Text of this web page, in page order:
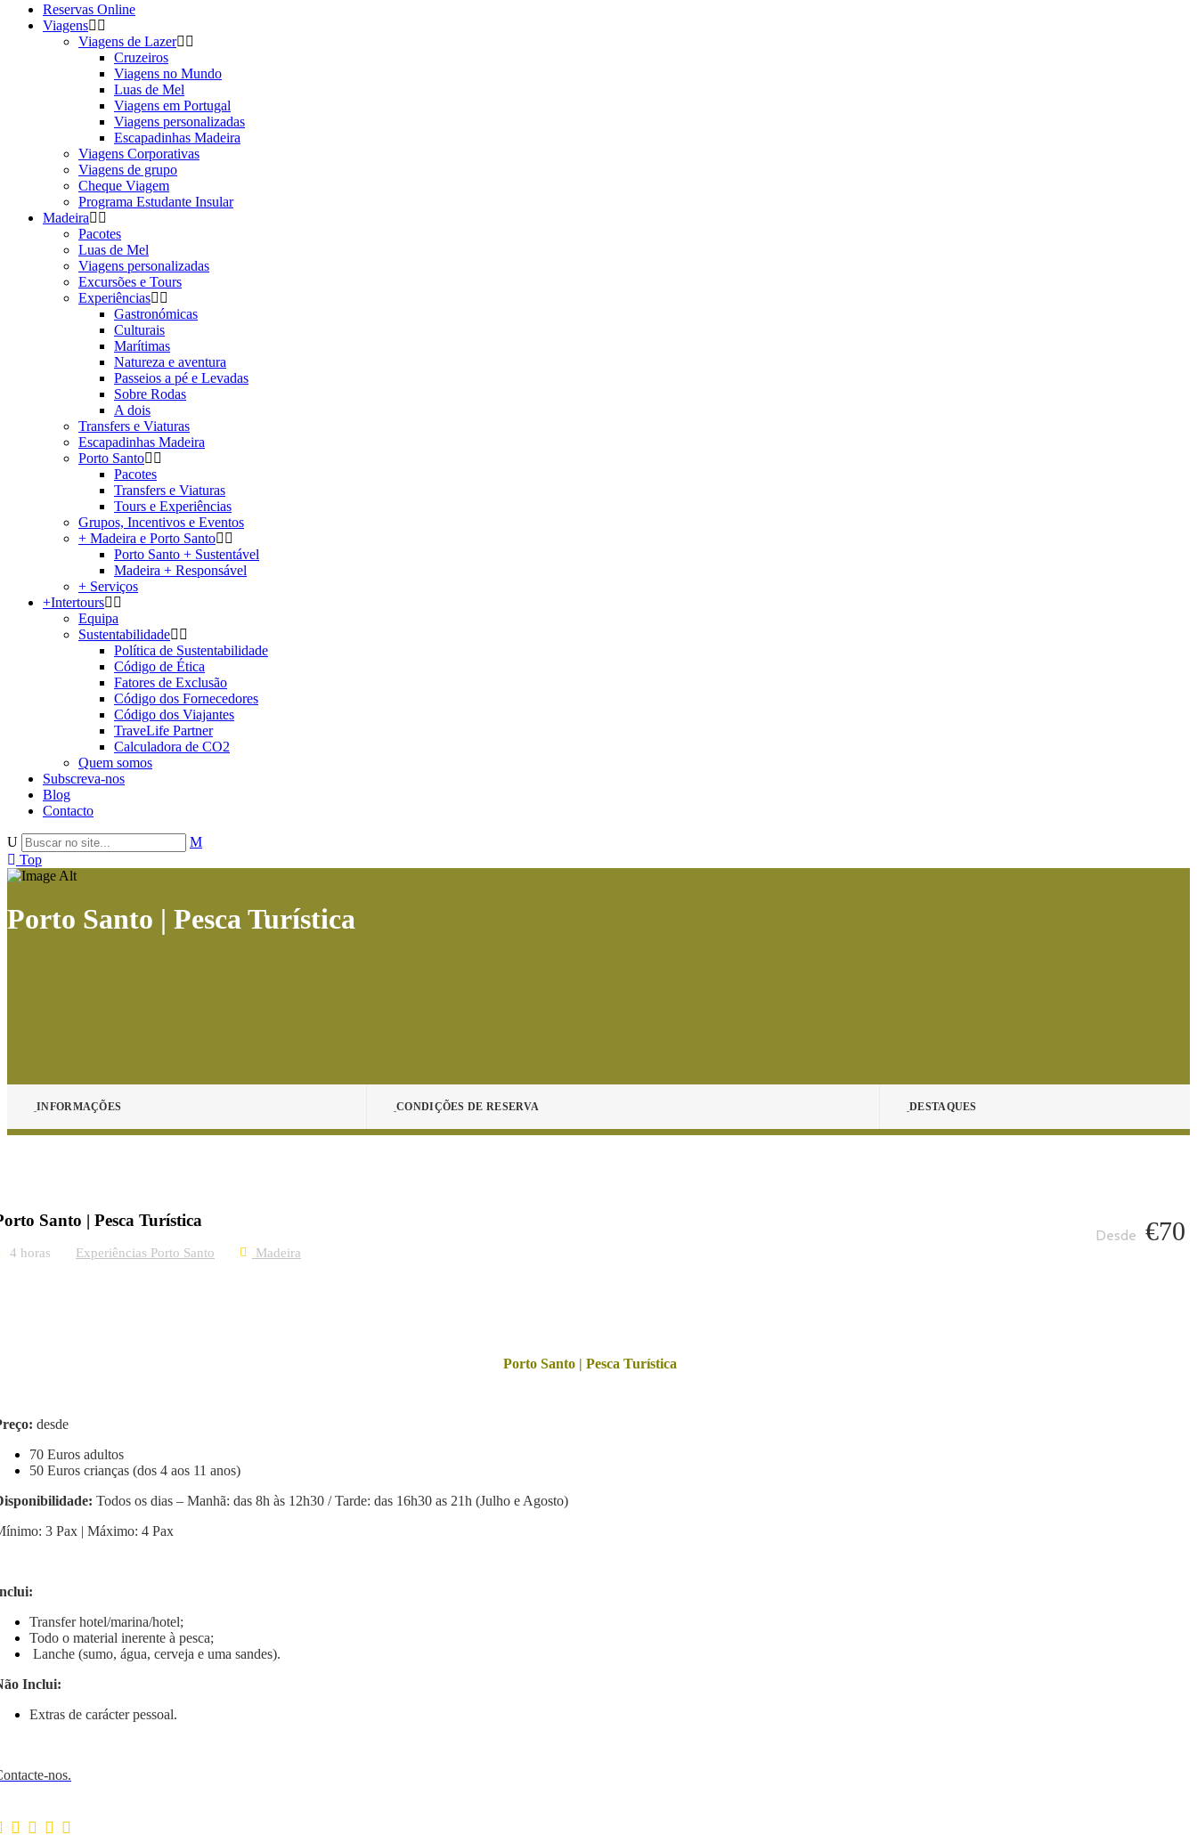
Reservas Online
Viagens
Viagens de Lazer
Cruzeiros
Viagens no Mundo
Luas de Mel
Viagens em Portugal
Viagens personalizadas
Escapadinhas Madeira
Viagens Corporativas
Viagens de grupo
Cheque Viagem
Programa Estudante Insular
Madeira
Pacotes
Luas de Mel
Viagens personalizadas
Excursões e Tours
Experiências
Gastronómicas
Culturais
Marítimas
Natureza e aventura
Passeios a pé e Levadas
Sobre Rodas
A dois
Transfers e Viaturas
Escapadinhas Madeira
Porto Santo
Pacotes
Transfers e Viaturas
Tours e Experiências
Grupos, Incentivos e Eventos
+ Madeira e Porto Santo
Porto Santo + Sustentável
Madeira + Responsável
+ Serviços
+Intertours
Equipa
Sustentabilidade
Política de Sustentabilidade
Código de Ética
Fatores de Exclusão
Código dos Fornecedores
Código dos Viajantes
TraveLife Partner
Calculadora de CO2
Quem somos
Subscreva-nos
Blog
Contacto
Top
Porto Santo | Pesca Turística
INFORMAÇÕES CONDIÇÕES DE RESERVA DESTAQUES
Santo | Pesca Turística €70
4 horas Experiências Porto Santo Madeira
Porto Santo | Pesca Turística
desde
70 Euros adultos
50 Euros crianças (dos 4 aos 11 anos)
Todos os dias – Manhã: das 8h às 12h30 / Tarde: das 16h30 as 21h (Julho e Agosto)
3 Pax | Máximo: 4 Pax
Transfer hotel/marina/hotel;
Todo o material inerente à pesca;
Lanche (sumo, água, cerveja e uma sandes).
Inclui:
Extras de carácter pessoal.
nos.